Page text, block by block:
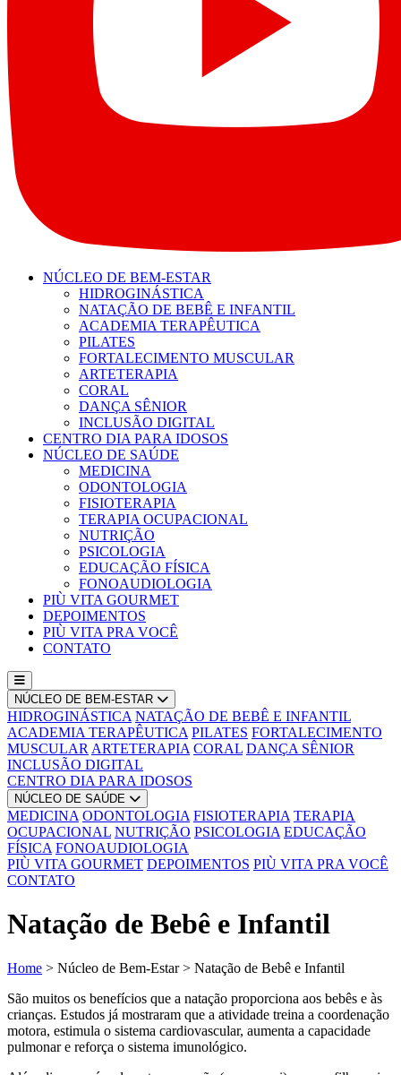
NÚCLEO DE BEM-ESTAR
HIDROGINÁSTICA
NATAÇÃO DE BEBÊ E INFANTIL
ACADEMIA TERAPÊUTICA
PILATES
FORTALECIMENTO MUSCULAR
ARTETERAPIA
CORAL
DANÇA SÊNIOR
INCLUSÃO DIGITAL
CENTRO DIA PARA IDOSOS
NÚCLEO DE SAÚDE
MEDICINA
ODONTOLOGIA
FISIOTERAPIA
TERAPIA OCUPACIONAL
NUTRIÇÃO
PSICOLOGIA
EDUCAÇÃO FÍSICA
FONOAUDIOLOGIA
PIÙ VITA GOURMET
DEPOIMENTOS
PIÙ VITA PRA VOCÊ
CONTATO
NÚCLEO DE BEM-ESTAR
HIDROGINÁSTICA NATAÇÃO DE BEBÊ E INFANTIL
ACADEMIA TERAPÊUTICA PILATES FORTALECIMENTO
MUSCULAR ARTETERAPIA CORAL DANÇA SÊNIOR
INCLUSÃO DIGITAL
CENTRO DIA PARA IDOSOS
NÚCLEO DE SAÚDE
MEDICINA ODONTOLOGIA FISIOTERAPIA TERAPIA
OCUPACIONAL NUTRIÇÃO PSICOLOGIA EDUCAÇÃO
FÍSICA FONOAUDIOLOGIA
PIÙ VITA GOURMET DEPOIMENTOS PIÙ VITA PRA VOCÊ
CONTATO
Natação de Bebê e Infantil
Home > Núcleo de Bem-Estar> Natação de Bebê e Infantil
São muitos os benefícios que a natação proporciona aos bebês e às
crianças. Estudos já mostraram que a atividade treina a coordenação
motora, estimula o sistema cardiovascular, aumenta a capacidade
pulmonar e reforça o sistema imunológico.